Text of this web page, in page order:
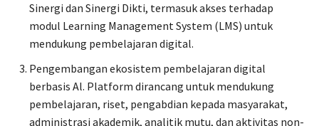
Sinergi dan Sinergi Dikti, termasuk akses terhadap
modul Learning Management System (LMS) untuk
mendukung pembelajaran digital.
Pengembangan ekosistem pembelajaran digital
berbasis Al. Platform dirancang untuk mendukung
pembelajaran, riset, pengabdian kepada masyarakat,
administrasi akademik, analitik mutu, dan aktivitas non-